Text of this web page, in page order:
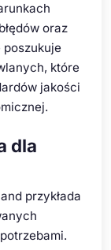
oraz
które
jakości
dla
przykłada